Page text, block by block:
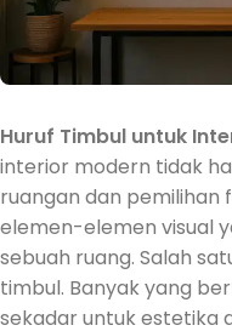
Huruf Timbul untuk
interior modern tidak
ruangan dan pemilihan
elemen-elemen visual
sebuah ruang. Salah
timbul. Banyak yang
sekadar untuk estetika